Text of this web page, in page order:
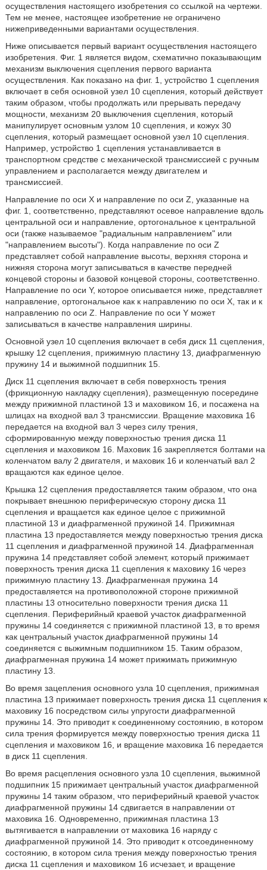
осуществления настоящего изобретения со ссылкой на чертежи.
Тем не менее, настоящее изобретение не ограничено
нижеприведенными вариантами осуществления.
Ниже описывается первый вариант осуществления настоящего
изобретения. Фиг. 1 является видом, схематично показывающим
механизм выключения сцепления первого варианта
осуществления. Как показано на фиг. 1, устройство 1 сцепления
включает в себя основной узел 10 сцепления, который действует
таким образом, чтобы продолжать или прерывать передачу
мощности, механизм 20 выключения сцепления, который
манипулирует основным узлом 10 сцепления, и кожух 30
сцепления, который размещает основной узел 10 сцепления.
Например, устройство 1 сцепления устанавливается в
транспортном средстве с механической трансмиссией с ручным
управлением и располагается между двигателем и
трансмиссией.
Направление по оси Х и направление по оси Z, указанные на
фиг. 1, соответственно, представляют осевое направление вдоль
центральной оси и направление, ортогональное к центральной
оси (также называемое "радиальным направлением" или
"направлением высоты"). Когда направление по оси Z
представляет собой направление высоты, верхняя сторона и
нижняя сторона могут записываться в качестве передней
концевой стороны и базовой концевой стороны, соответственно.
Направление по оси Y, которое описывается ниже, представляет
направление, ортогональное как к направлению по оси Х, так и к
направлению по оси Z. Направление по оси Y может
записываться в качестве направления ширины.
Основной узел 10 сцепления включает в себя диск 11 сцепления,
крышку 12 сцепления, прижимную пластину 13, диафрагменную
пружину 14 и выжимной подшипник 15.
Диск 11 сцепления включает в себя поверхность трения
(фрикционную накладку сцепления), размещенную посередине
между прижимной пластиной 13 и маховиком 16, и посажена на
шлицах на входной вал 3 трансмиссии. Вращение маховика 16
передается на входной вал 3 через силу трения,
сформированную между поверхностью трения диска 11
сцепления и маховиком 16. Маховик 16 закрепляется болтами на
коленчатом валу 2 двигателя, и маховик 16 и коленчатый вал 2
вращаются как единое целое.
Крышка 12 сцепления предоставляется таким образом, что она
покрывает внешнюю периферическую сторону диска 11
сцепления и вращается как единое целое с прижимной
пластиной 13 и диафрагменной пружиной 14. Прижимная
пластина 13 предоставляется между поверхностью трения диска
11 сцепления и диафрагменной пружиной 14. Диафрагменная
пружина 14 представляет собой элемент, который прижимает
поверхность трения диска 11 сцепления к маховику 16 через
прижимную пластину 13. Диафрагменная пружина 14
предоставляется на противоположной стороне прижимной
пластины 13 относительно поверхности трения диска 11
сцепления. Периферийный краевой участок диафрагменной
пружины 14 соединяется с прижимной пластиной 13, в то время
как центральный участок диафрагменной пружины 14
соединяется с выжимным подшипником 15. Таким образом,
диафрагменная пружина 14 может прижимать прижимную
пластину 13.
Во время зацепления основного узла 10 сцепления, прижимная
пластина 13 прижимает поверхность трения диска 11 сцепления к
маховику 16 посредством силы упругости диафрагменной
пружины 14. Это приводит к соединенному состоянию, в котором
сила трения формируется между поверхностью трения диска 11
сцепления и маховиком 16, и вращение маховика 16 передается
в диск 11 сцепления.
Во время расцепления основного узла 10 сцепления, выжимной
подшипник 15 прижимает центральный участок диафрагменной
пружины 14 таким образом, что периферийный краевой участок
диафрагменной пружины 14 сдвигается в направлении от
маховика 16. Одновременно, прижимная пластина 13
вытягивается в направлении от маховика 16 наряду с
диафрагменной пружиной 14. Это приводит к отсоединенному
состоянию, в котором сила трения между поверхностью трения
диска 11 сцепления и маховиком 16 исчезает, и вращение